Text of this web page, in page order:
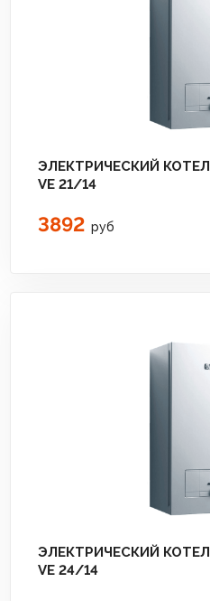
ЭЛЕКТРИЧЕСКИЙ КОТЕЛ
VE 21/14
3892 руб
ЭЛЕКТРИЧЕСКИЙ КОТЕЛ
VE 24/14